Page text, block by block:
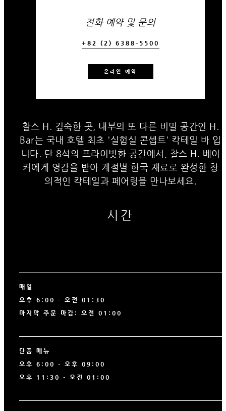
전화 예약 및 문의
+82 (2) 6388-5500
온라인 예약
찰스 H. 깊숙한 곳, 내부의 또 다른 비밀 공간인 H.
Bar는 국내 호텔 최초 '실험실 콘셉트' 칵테일 바 입
니다. 단 8석의 프라이빗한 공간에서, 찰스 H. 베이
커에게 영감을 받아 계절별 한국 재료로 완성한 창
의적인 칵테일과 페어링을 만나보세요.
시간
매일
오후 6:00 - 오전 01:30
마지막 주문 마감: 오전 01:00
단품 메뉴
오후 6:00 - 오후 09:00
오후 11:30 - 오전 01:00